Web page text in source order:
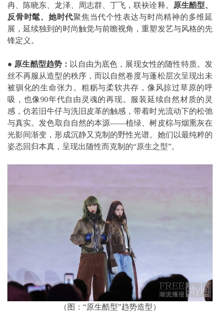
冉、陈晓东、龙泽、周志群、丁飞，联袂诠释。
原生酷型、
反骨时髦、她时代聚焦当代个性表达与时尚精神的多维延
展，延续独到的时尚触觉与前瞻视角，重塑发艺与风格的先
锋定义。
● 原生酷型趋势： 以自由为底色，展现女性的随性特质。发
丝不再服从造型的秩序，而以自然卷度与蓬松层次呈现出未
被驯化的生命张力。粗粝与柔软共存，像风掠过草原的呼
吸，也像90年代自由灵魂的再现。服装延续自然材质的灵
感，仿若旧牛仔与洗旧皮革的触感，带着时光流动下的松弛
与真实。发色取自自然的本源——植绿、树皮棕与烟熏灰在
光影间渐变，形成沉静又克制的野性光谱。她们以最纯粹的
姿态回归本真，呈现出随性而克制的“原生之型”。
（图：“原生酷型”趋势造型）